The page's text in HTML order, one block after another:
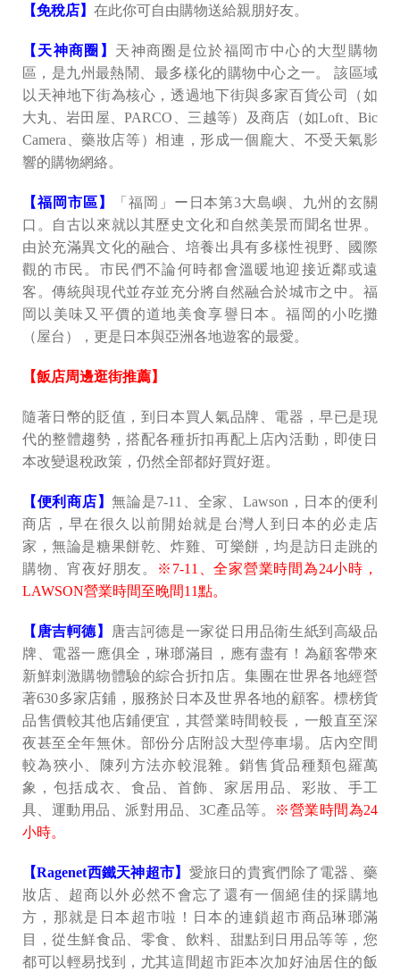
【免稅店】 在此你可自由購物送給親朋好友。
【天神商圈】 天神商圈是位於福岡市中心的大型購物
區，是九州最熱鬧、最多樣化的購物中心之一。 該區域
以天神地下街為核心，透過地下街與多家百貨公司（如
大丸、岩田屋、PARCO、三越等）及商店（如Loft、Bic
Camera、藥妝店等）相連，形成一個龐大、不受天氣影
響的購物網絡。
【福岡市區】
「福岡」ー日本第3大島嶼、九州的玄關
口。自古以來就以其歷史文化和自然美景而聞名世界。
由於充滿異文化的融合、培養出具有多樣性視野、國際
觀的市民。市民們不論何時都會溫暖地迎接近鄰或遠
客。傳統與現代並存並充分將自然融合於城市之中。福
岡以美味又平價的道地美食享譽日本。福岡的小吃攤
（屋台），更是日本與亞洲各地遊客的最愛。
【飯店周邊逛街推薦】
隨著日幣的貶值，到日本買人氣品牌、電器，早已是現
代的整體趨勢，搭配各種折扣再配上店內活動，即使日
本改變退稅政策，仍然全部都好買好逛。
【便利商店】無論是7-11、全家、Lawson，日本的便利
商店，早在很久以前開始就是台灣人到日本的必走店
家，無論是糖果餅乾、炸雞、可樂餅，均是訪日走跳的
購物、宵夜好朋友。
※7-11、全家營業時間為24小時，
LAWSON營業時間至晚間11點。
【唐吉軻德】
唐吉訶德是一家從日用品衛生紙到高級品
牌、電器一應俱全，琳瑯滿目，應有盡有！為顧客帶來
新鮮刺激購物體驗的綜合折扣店。集團在世界各地經營
著630多家店鋪，服務於日本及世界各地的顧客。標榜貨
品售價較其他店鋪便宜，其營業時間較長，一般直至深
夜甚至全年無休。部份分店附設大型停車場。店內空間
較為狹小、陳列方法亦較混雜。銷售貨品種類包羅萬
象，包括成衣、食品、首飾、家居用品、彩妝、手工
具、運動用品、派對用品、3C產品等。
※營業時間為24
小時。
【Ragenet西鐵天神超市】 愛旅日的貴賓們除了電器、藥
妝店、超商以外必然不會忘了還有一個絕佳的採購地
方，那就是日本超市啦！日本的連鎖超市商品琳瑯滿
目，從生鮮食品、零食、飲料、甜點到日用品等等，您
都可以輕易找到，尤其這間超市距本次加好油居住的飯